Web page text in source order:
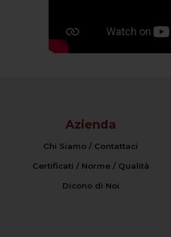
Azienda
Chi Siamo / Contattaci
Certificati / Norme / Qualità
Dicono di Noi